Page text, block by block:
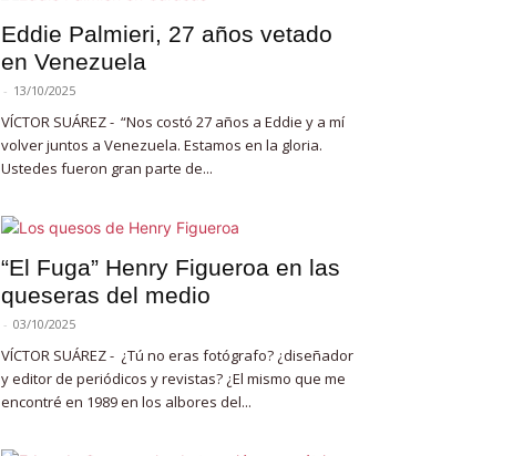
Eddie Palmieri, 27 años vetado
en Venezuela
- 13/10/2025
VÍCTOR SUÁREZ - “Nos costó 27 años a Eddie y a mí
volver juntos a Venezuela. Estamos en la gloria.
Ustedes fueron gran parte de...
“El Fuga” Henry Figueroa en las
queseras del medio
- 03/10/2025
VÍCTOR SUÁREZ - ¿Tú no eras fotógrafo? ¿diseñador
y editor de periódicos y revistas? ¿El mismo que me
encontré en 1989 en los albores del...